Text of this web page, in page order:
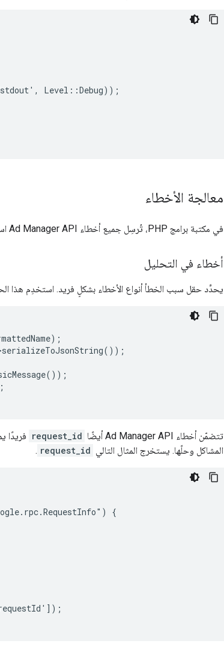
stdout', Level::Debug));
معالجة الأخطاء
في مكتبة برامج PHP، تُرسِل جميع أخطاء Ad Manager API استثناءً من النوع
أخطاء في التحليل
يحدِّد حقل سبب الخطأ أنواع الأخطاء بشكلٍ فريد. استخدِم هذا
تتضمّن أخطاء Ad Manager API أيضًا request_id فريدًا
المشاكل وحلّها. يستخرج المثال التالي request_id
.
{